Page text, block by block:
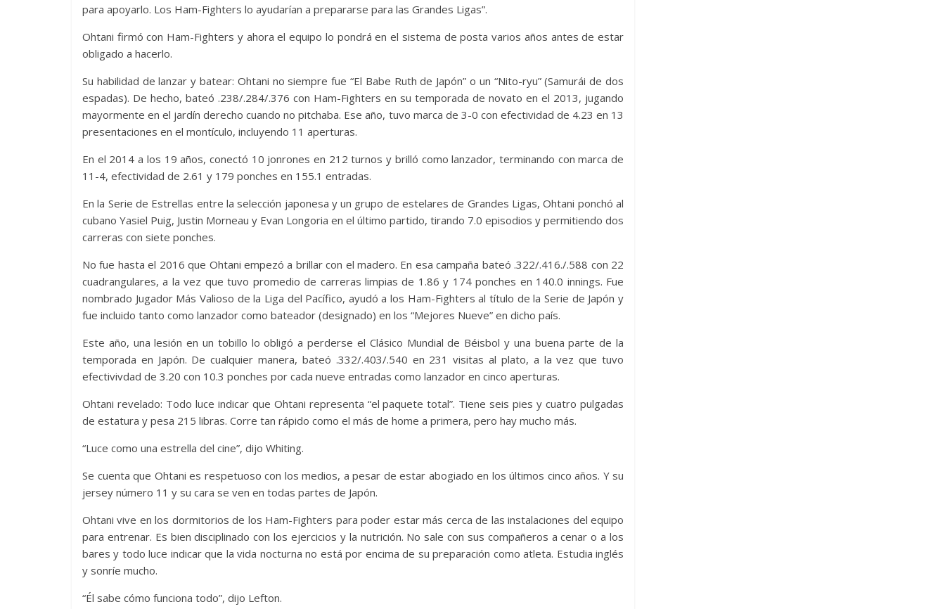
para apoyarlo. Los Ham-Fighters lo ayudarían a prepararse para las Grandes Ligas”.
Ohtani firmó con Ham-Fighters y ahora el equipo lo pondrá en el sistema de posta varios años antes de estar
obligado a hacerlo.
Su habilidad de lanzar y batear: Ohtani no siempre fue “El Babe Ruth de Japón” o un “Nito-ryu” (Samurái de dos
espadas). De hecho, bateó .238/.284/.376 con Ham-Fighters en su temporada de novato en el 2013, jugando
mayormente en el jardín derecho cuando no pitchaba. Ese año, tuvo marca de 3-0 con efectividad de 4.23 en 13
presentaciones en el montículo, incluyendo 11 aperturas.
En el 2014 a los 19 años, conectó 10 jonrones en 212 turnos y brilló como lanzador, terminando con marca de
11-4, efectividad de 2.61 y 179 ponches en 155.1 entradas.
En la Serie de Estrellas entre la selección japonesa y un grupo de estelares de Grandes Ligas, Ohtani ponchó al
cubano Yasiel Puig, Justin Morneau y Evan Longoria en el último partido, tirando 7.0 episodios y permitiendo dos
carreras con siete ponches.
No fue hasta el 2016 que Ohtani empezó a brillar con el madero. En esa campaña bateó .322/.416./.588 con 22
cuadrangulares, a la vez que tuvo promedio de carreras limpias de 1.86 y 174 ponches en 140.0 innings. Fue
nombrado Jugador Más Valioso de la Liga del Pacífico, ayudó a los Ham-Fighters al título de la Serie de Japón y
fue incluido tanto como lanzador como bateador (designado) en los “Mejores Nueve” en dicho país.
Este año, una lesión en un tobillo lo obligó a perderse el Clásico Mundial de Béisbol y una buena parte de la
temporada en Japón. De cualquier manera, bateó .332/.403/.540 en 231 visitas al plato, a la vez que tuvo
efectivivdad de 3.20 con 10.3 ponches por cada nueve entradas como lanzador en cinco aperturas.
Ohtani revelado: Todo luce indicar que Ohtani representa “el paquete total”. Tiene seis pies y cuatro pulgadas
de estatura y pesa 215 libras. Corre tan rápido como el más de home a primera, pero hay mucho más.
“Luce como una estrella del cine”, dijo Whiting.
Se cuenta que Ohtani es respetuoso con los medios, a pesar de estar abogiado en los últimos cinco años. Y su
jersey número 11 y su cara se ven en todas partes de Japón.
Ohtani vive en los dormitorios de los Ham-Fighters para poder estar más cerca de las instalaciones del equipo
para entrenar. Es bien disciplinado con los ejercicios y la nutrición. No sale con sus compañeros a cenar o a los
bares y todo luce indicar que la vida nocturna no está por encima de su preparación como atleta. Estudia inglés
y sonríe mucho.
“Él sabe cómo funciona todo”, dijo Lefton.